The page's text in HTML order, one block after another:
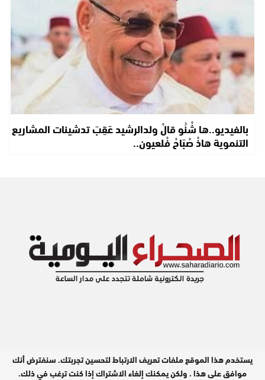
بالفيديو..ها شْنُو قالْ ولدالرشيد عَقِبَ تدشينات المشاريع
التنموية هاذْ صْبَاحْ فْلعيون..
مدير النشر : عبد الله بيه
يستخدم هذا الموقع ملفات تعريف الارتباط لتحسين تجربتك. سنفترض أنك
موافق على هذا ، ولكن يمكنك إلغاء الاشتراك إذا كنت ترغب في ذلك.